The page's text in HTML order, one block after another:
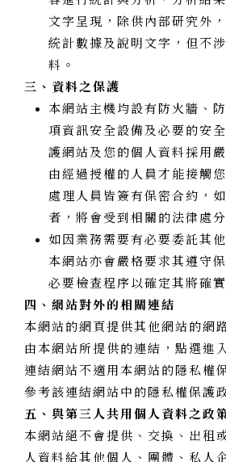
文字呈現，除供內部研究外
統計數據及說明文字，但不
料。
三、資料之保護
本網站主機均設有防火牆、
項資訊安全設備及必要的安
護網站及您的個人資料採用
由經過授權的人員才能接觸
處理人員皆簽有保密合約，
者，將會受到相關的法律處分
如因業務需要有必要委託其
本網站亦會嚴格要求其遵守
必要檢查程序以確定其將確實
四、網站對外的相關連結
本網站的網頁提供其他網站的網
由本網站所提供的連結，點選進
連結網站不適用本網站的隱私權
參考該連結網站中的隱私權保護
五、與第三人共用個人資料之政
本網站絕不會提供、交換、出租